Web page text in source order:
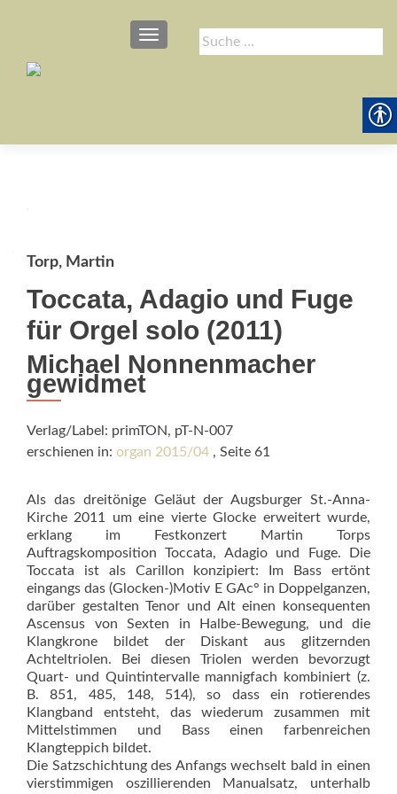
Suche
nach:
SCHALTE NAVIGATION
Torp, Martin
Toccata, Adagio und Fuge
für Orgel solo (2011)
Michael Nonnenmacher
gewidmet
Verlag/Label: primTON, pT-N-007
erschienen in: organ 2015/04 , Seite 61
Als das dreitönige Geläut der Augsburger St.-Anna-
Kirche 2011 um eine vierte Glocke erweitert wurde,
erklang im Festkonzert Martin Torps
Auftragskomposition Toccata, Adagio und Fuge. Die
Toccata ist als Carillon konzipiert: Im Bass ertönt
eingangs das (Glocken-)Motiv E GAc° in Doppelganzen,
da­rüber gestalten Tenor und Alt einen konsequenten
Ascensus von Sexten in Halbe-Bewegung, und die
Klangkrone bildet der Diskant aus glitzernden
Achteltriolen. Bei diesen Triolen werden bevorzugt
Quart- und Quintintervalle mannigfach kombiniert (z.
B. 851, 485, 148, 514), so dass ein rotierendes
Klangband entsteht, das wiederum zusammen mit
Mittelstimmen und Bass einen farbenreichen
Klangteppich bildet.
Die Satzschichtung des Anfangs wechselt bald in einen
vierstimmigen oszillierenden Manualsatz, unterhalb